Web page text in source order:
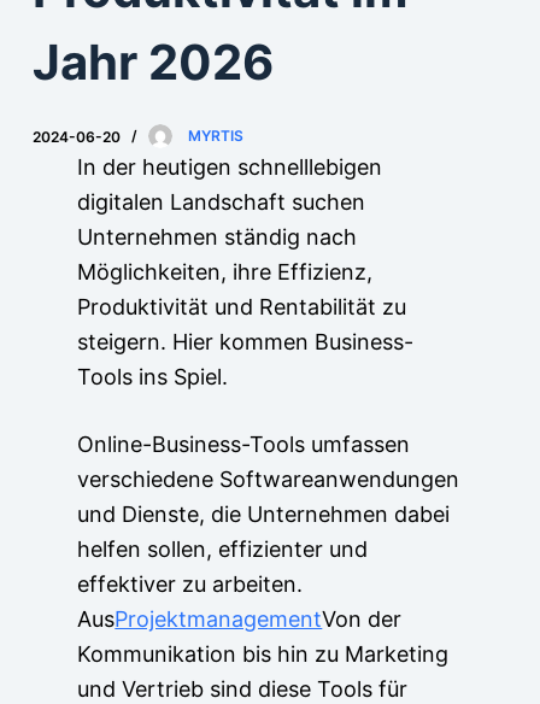
Jahr 2026
2024-06-20 MYRTIS
In der heutigen schnelllebigen
digitalen Landschaft suchen
Unternehmen ständig nach
Möglichkeiten, ihre Effizienz,
Produktivität und Rentabilität zu
steigern. Hier kommen Business-
Tools ins Spiel.
Online-Business-Tools umfassen
verschiedene Softwareanwendungen
und Dienste, die Unternehmen dabei
helfen sollen, effizienter und
effektiver zu arbeiten.
AusProjektmanagementVon der
Kommunikation bis hin zu Marketing
und Vertrieb sind diese Tools für